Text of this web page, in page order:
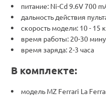
питание: Ni-Cd 9.6V 700
дальность действия
cкорость модели: 10 - 15
время работы: 20-30
время заряда: 2-3 часа
В комплекте:
модель MZ Ferrari La